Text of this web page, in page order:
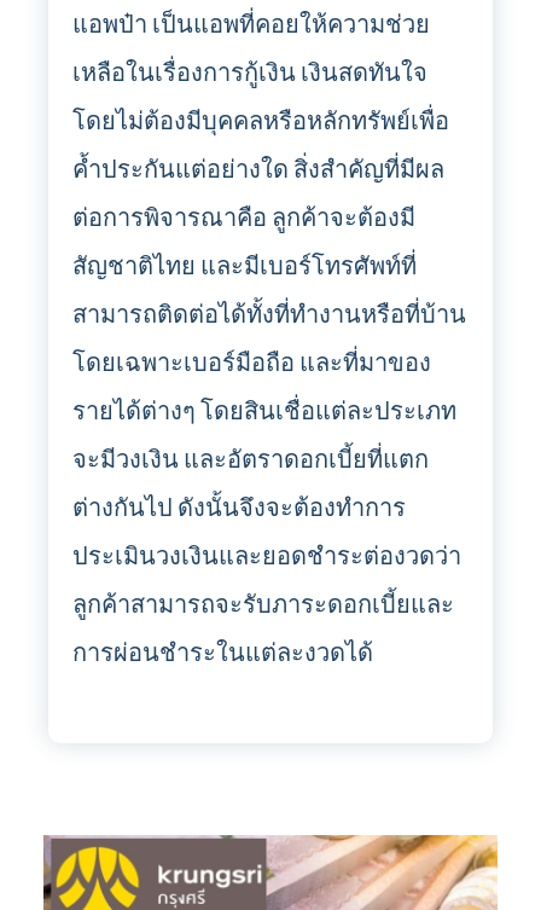
แอพป๋า เป็นแอพที่คอยให้ความช่วย
เหลือในเรื่องการกู้เงิน เงินสดทันใจ
โดยไม่ต้องมีบุคคลหรือหลักทรัพย์เพื่อ
ค้ำประกันแต่อย่างใด สิ่งสำคัญที่มีผล
ต่อการพิจารณาคือ ลูกค้าจะต้องมี
สัญชาติไทย และมีเบอร์โทรศัพท์ที่
สามารถติดต่อได้ทั้งที่ทำงานหรือที่บ้าน
โดยเฉพาะเบอร์มือถือ และที่มาของ
รายได้ต่างๆ โดยสินเชื่อแต่ละประเภท
จะมีวงเงิน และอัตราดอกเบี้ยที่แตก
ต่างกันไป ดังนั้นจึงจะต้องทำการ
ประเมินวงเงินและยอดชำระต่องวดว่า
ลูกค้าสามารถจะรับภาระดอกเบี้ยและ
การผ่อนชำระในแต่ละงวดได้